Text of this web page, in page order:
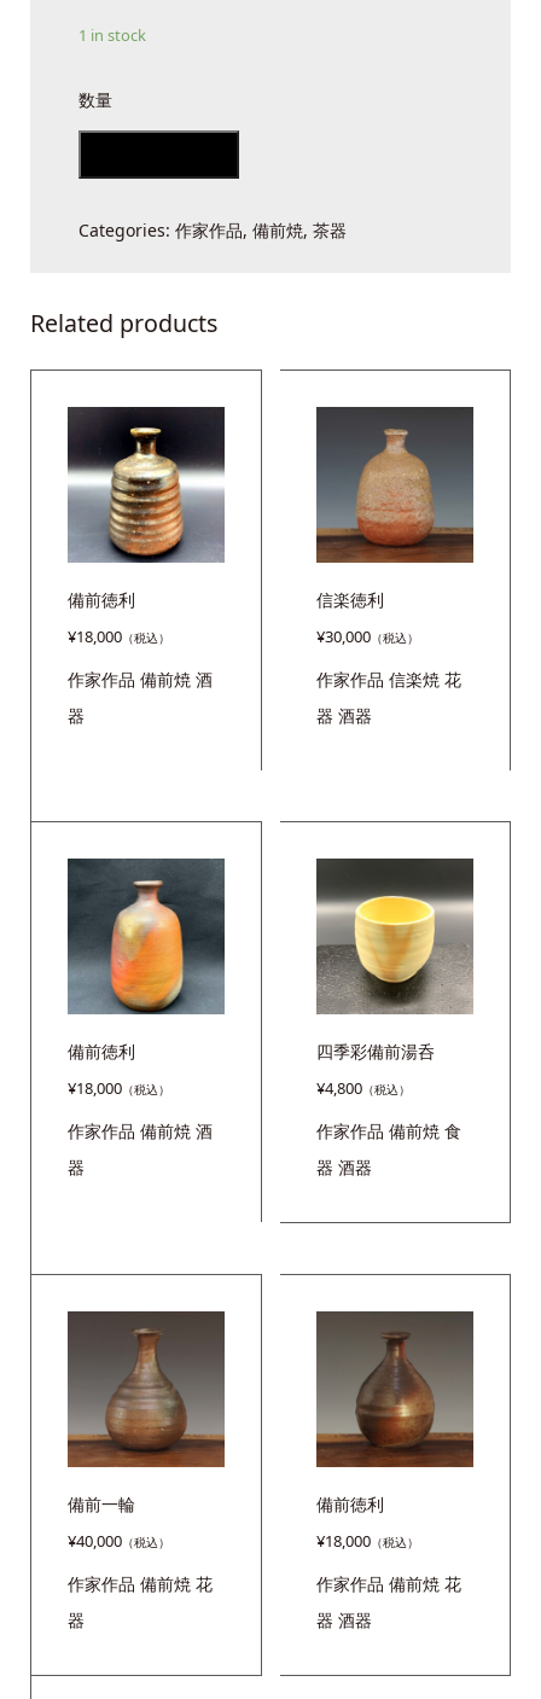
1 in stock
備
前
緋
マ
カ
quantity
Categories: 作家作品, 備前焼, 茶器
Related products
備前徳利
¥18,000
作家作品 備前焼 酒
器
信楽徳利
¥30,000
作家作品 信楽焼 花
器 酒器
備前徳利
¥18,000
作家作品 備前焼 酒
器
四季彩備前湯呑
¥4,800
作家作品 備前焼 食
器 酒器
備前一輪
¥40,000
作家作品 備前焼 花
器
備前徳利
¥18,000
作家作品 備前焼 花
器 酒器